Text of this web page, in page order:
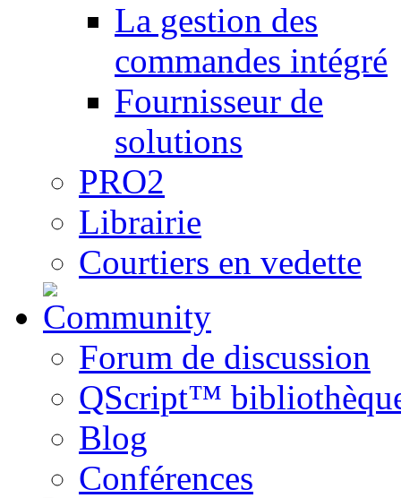
La gestion des
commandes intégré
Fournisseur de
solutions
PRO2
Librairie
Courtiers en vedette
Forum de discussion
QScript™
Blog
Conférences